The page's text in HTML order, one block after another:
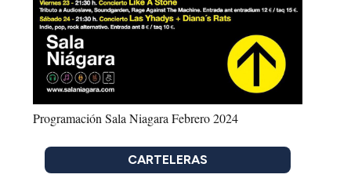
Programación Sala Niagara Febrero 2024
CARTELERAS